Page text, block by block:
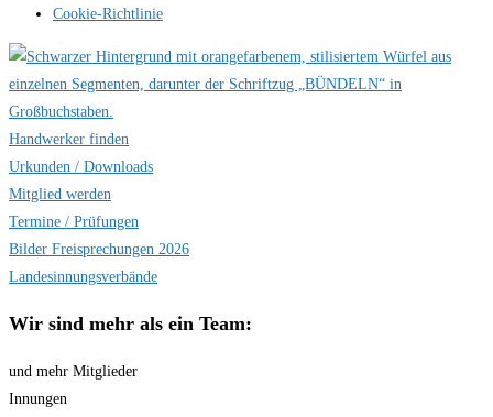
Cookie-Richtlinie
Handwerker finden
Urkunden / Downloads
Mitglied werden
Termine / Prüfungen
Bilder Freisprechungen 2026
Landesinnungsverbände
Wir sind mehr als ein Team:
und mehr Mitglieder
Innungen